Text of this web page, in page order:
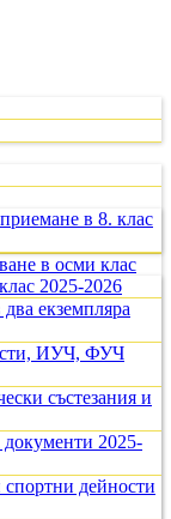
в 8. клас
в осми клас
2025-2026
екземпляра
ИУЧ, ФУЧ
състезания и
документи 2025-
дейности